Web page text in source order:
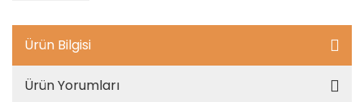
Ürün Bilgisi
Ürün Yorumları